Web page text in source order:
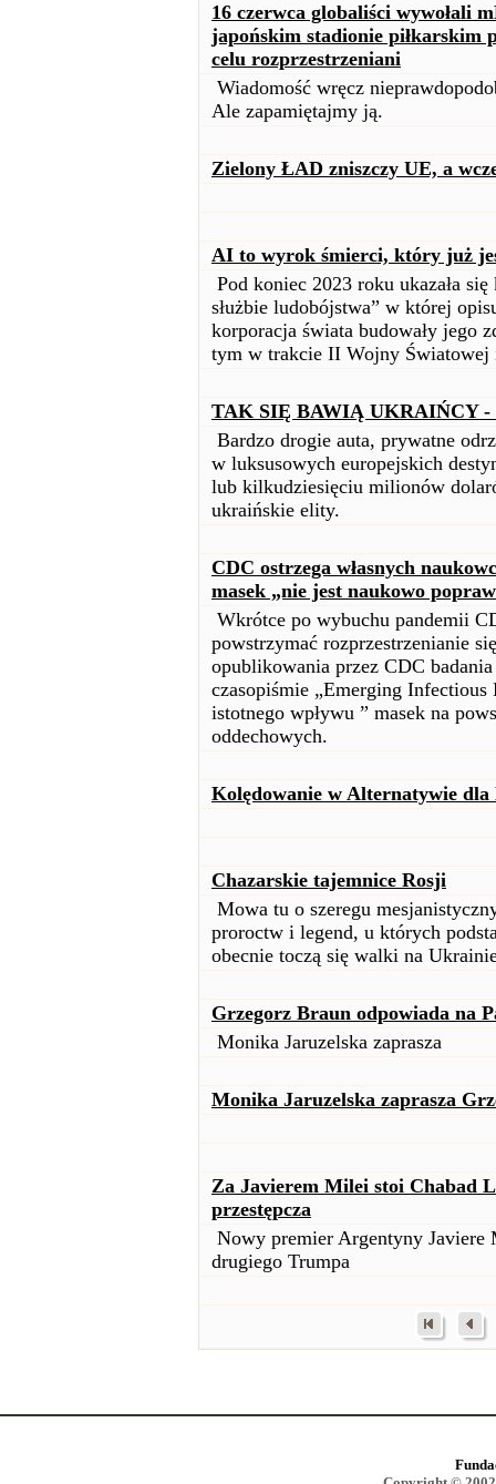
16 czerwca globaliści wywołali
japońskim stadionie piłkarskim
celu rozprzestrzeniani
Wiadomość wręcz
Ale zapamiętajmy ją.
Zielony ŁAD zniszczy UE, a
AI to wyrok śmierci, który już
Pod koniec 2023 roku ukazała
służbie ludobójstwa” w której
korporacja świata budowały jego
tym w trakcie II Wojny Światowej
TAK SIĘ BAWIĄ UKRAIŃCY -
Bardzo drogie auta, prywatne
w luksusowych europejskich
lub kilkudziesięciu milionów
ukraińskie elity.
CDC ostrzega własnych
masek „nie jest naukowo
Wkrótce po wybuchu pandemii
powstrzymać rozprzestrzenianie
opublikowania przez CDC
czasopiśmie „Emerging
istotnego wpływu ” masek na
oddechowych.
Kolędowanie w Alternatywie dla
Chazarskie tajemnice Rosji
Mowa tu o szeregu
proroctw i legend, u których
obecnie toczą się walki na
Grzegorz Braun odpowiada na
Monika Jaruzelska zaprasza
Monika Jaruzelska zaprasza
Za Javierem Milei stoi Chabad
przestępcza
Nowy premier Argentyny Javiere
drugiego Trumpa